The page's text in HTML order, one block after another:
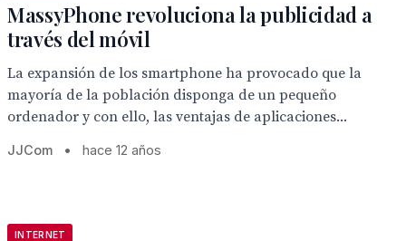
MassyPhone revoluciona la publicidad a
través del móvil
La expansión de los smartphone ha provocado que la
mayoría de la población disponga de un pequeño
ordenador y con ello, las ventajas de aplicaciones...
JJCom • hace 12 años
INTERNET